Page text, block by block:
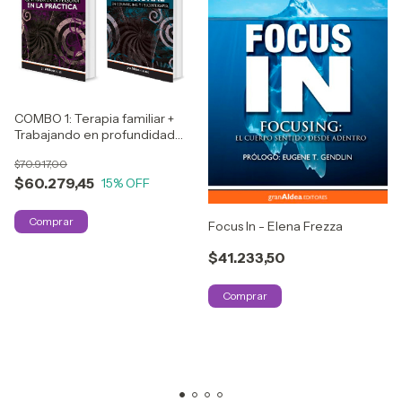
COMBO 1: Terapia familiar +
Trabajando en profundidad
$60.279,45
$70.917,00
15% OFF
Focus In - Elena Frezza
$41.233,50